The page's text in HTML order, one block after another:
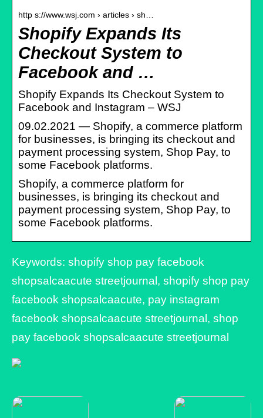
http s://www.wsj.com › articles › sh…
Shopify Expands Its
Checkout System to
Facebook and …
Shopify Expands Its Checkout System to
Facebook and Instagram – WSJ
09.02.2021 — Shopify, a commerce platform
for businesses, is bringing its checkout and
payment processing system, Shop Pay, to
some Facebook platforms.
Shopify, a commerce platform for
businesses, is bringing its checkout and
payment processing system, Shop Pay, to
some Facebook platforms.
Keywords: shopify shop pay facebook
shopsalcaacute streetjournal, shopify shop pay
facebook shopsalcaacute, pay instagram
facebook shopsalcaacute streetjournal, shop
pay facebook shopsalcaacute streetjournal